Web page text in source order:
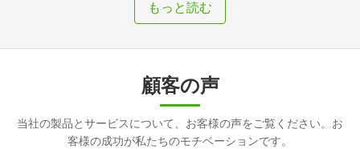
もっと読む
顧客の声
当社の製品とサービスについて、お客様の声をご覧ください。お
客様の成功が私たちのモチベーションです。